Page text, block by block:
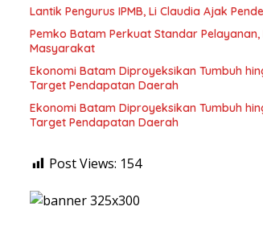
Lantik Pengurus IPMB, Li Claudia Ajak
Pemko Batam Perkuat Standar Pelayanan,
Masyarakat
Ekonomi Batam Diproyeksikan Tumbuh
Target Pendapatan Daerah
Ekonomi Batam Diproyeksikan Tumbuh
Target Pendapatan Daerah
Post Views: 154